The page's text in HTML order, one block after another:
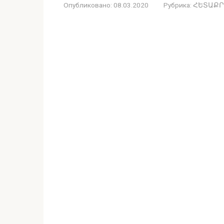
Опубликовано: 08.03.2020 Рубрика: